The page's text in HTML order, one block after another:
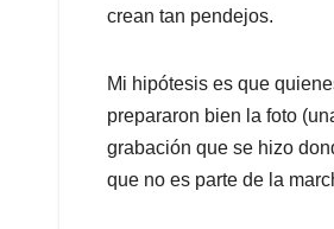
crean tan pendejos.
Mi hipótesis es que
prepararon bien la foto
grabación que se hizo
que no es parte de la